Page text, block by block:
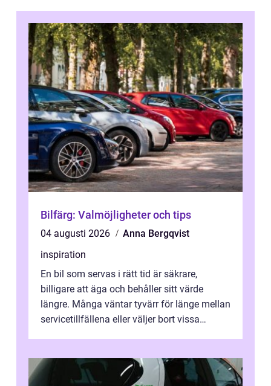
Bilfärg: Valmöjligheter och tips
04 augusti 2026
Anna Bergqvist
inspiration
En bil som servas i rätt tid är säkrare,
billigare att äga och behåller sitt värde
längre. Många väntar tyvärr för länge mellan
servicetillfällena eller väljer bort vissa